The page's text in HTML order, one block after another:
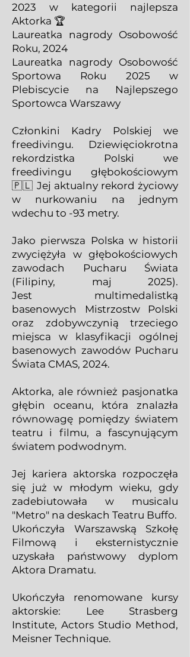
2023 w kategorii najlepsza
Aktorka 🏆
Laureatka nagrody Osobowość
Roku, 2024
Laureatka nagrody Osobowość
Sportowa Roku 2025 w
Plebiscycie na Najlepszego
Sportowca Warszawy
Członkini Kadry Polskiej we
freedivingu. Dziewięciokrotna
rekordzistka Polski we
freedivingu głębokościowym
🇵🇱 Jej aktualny rekord życiowy
w nurkowaniu na jednym
wdechu to -93 metry.
Jako pierwsza Polska w historii
zwyciężyła w głębokościowych
zawodach Pucharu Świata
(Filipiny, maj 2025).
Jest multimedalistką
basenowych Mistrzostw Polski
oraz zdobywczynią trzeciego
miejsca w klasyfikacji ogólnej
basenowych zawodów Pucharu
Świata CMAS, 2024.
Aktorka, ale również pasjonatka
głębin oceanu, która znalazła
równowagę pomiędzy światem
teatru i filmu, a fascynującym
światem podwodnym.
Jej kariera aktorska rozpoczęła
się już w młodym wieku, gdy
zadebiutowała w musicalu
"Metro" na deskach Teatru Buffo.
Ukończyła Warszawską Szkołę
Filmową i eksternistycznie
uzyskała państwowy dyplom
Aktora Dramatu.
Ukończyła renomowane kursy
aktorskie: Lee Strasberg
Institute, Actors Studio Method,
Meisner Technique.